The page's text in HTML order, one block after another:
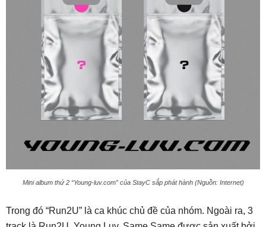
Mini album thứ 2 “Young-luv.com” của StayC sắp phát hành (Nguồn: Internet)
Trong đó “Run2U” là ca khúc chủ đề của nhóm. Ngoài ra, 3